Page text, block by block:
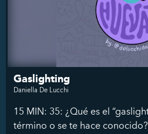
Gaslighting
Daniella De Lucchi
15 MIN: 35: ¿Qué es el
término o se te hace conocido?